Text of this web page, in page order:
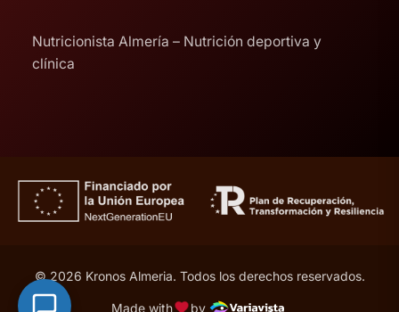
Nutricionista Almería – Nutrición deportiva y
clínica
© 2026 Kronos Almeria. Todos los derechos reservados.
Made with by